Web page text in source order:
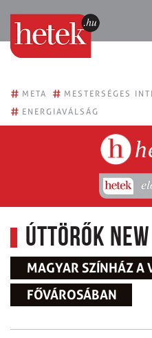
# META # MESTERSÉGES
# ENERGIAVÁLSÁG
Úttörők
MAGYAR SZÍNHÁZ A
FŐVÁROSÁBAN